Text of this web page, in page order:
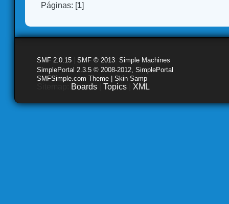
Páginas: [1]
SMF 2.0.15 SMF © 2013 Simple Machines
SimplePortal 2.3.5 © 2008-2012, SimplePortal
SMFSimple.com Theme | Skin Samp
Boards Topics XML